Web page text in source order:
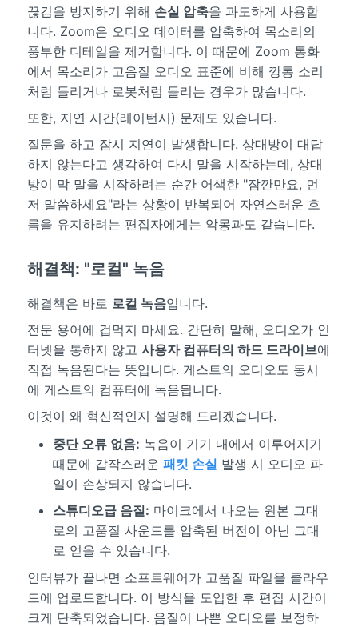
끊김을 방지하기 위해 손실 압축을 과도하게 사용합
니다. Zoom은 오디오 데이터를 압축하여 목소리의
풍부한 디테일을 제거합니다. 이 때문에 Zoom 통화
에서 목소리가 고음질 오디오 표준에 비해 깡통 소리
처럼 들리거나 로봇처럼 들리는 경우가 많습니다.
또한, 지연 시간(레이턴시) 문제도 있습니다.
질문을 하고 잠시 지연이 발생합니다. 상대방이 대답
하지 않는다고 생각하여 다시 말을 시작하는데, 상대
방이 막 말을 시작하려는 순간 어색한 "잠깐만요, 먼
저 말씀하세요"라는 상황이 반복되어 자연스러운 흐
름을 유지하려는 편집자에게는 악몽과도 같습니다.
해결책: "로컬" 녹음
해결책은 바로 로컬 녹음입니다.
전문 용어에 겁먹지 마세요. 간단히 말해, 오디오가 인
터넷을 통하지 않고 사용자 컴퓨터의 하드 드라이브에
직접 녹음된다는 뜻입니다. 게스트의 오디오도 동시
에 게스트의 컴퓨터에 녹음됩니다.
이것이 왜 혁신적인지 설명해 드리겠습니다.
중단 오류 없음: 녹음이 기기 내에서 이루어지기
때문에 갑작스러운 패킷 손실 발생 시 오디오 파
일이 손상되지 않습니다.
스튜디오급 음질: 마이크에서 나오는 원본 그대
로의 고품질 사운드를 압축된 버전이 아닌 그대
로 얻을 수 있습니다.
인터뷰가 끝나면 소프트웨어가 고품질 파일을 클라우
드에 업로드합니다. 이 방식을 도입한 후 편집 시간이
크게 단축되었습니다. 음질이 나쁜 오디오를 보정하